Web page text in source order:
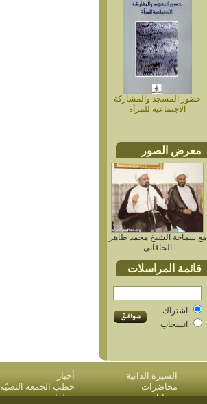
حضور المسجد والمشاركة
الاجتماعية للمرأة
معرض الصور
مع سماحة الشيخ محمد طاهر
الخاقاني
قائمة المراسلات
اشتراك
انسحاب
السيرة الذاتية أخبار
محاضرات
خطب الجمعة النصيّة
مسائل وردود
مؤلفات